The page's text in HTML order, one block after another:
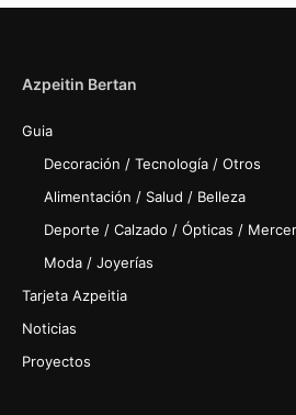
Azpeitin Bertan
Guia
Decoración / Tecnología / Otros
Alimentación / Salud / Belleza
Deporte / Calzado / Ópticas /
Moda / Joyerías
Tarjeta Azpeitia
Noticias
Proyectos